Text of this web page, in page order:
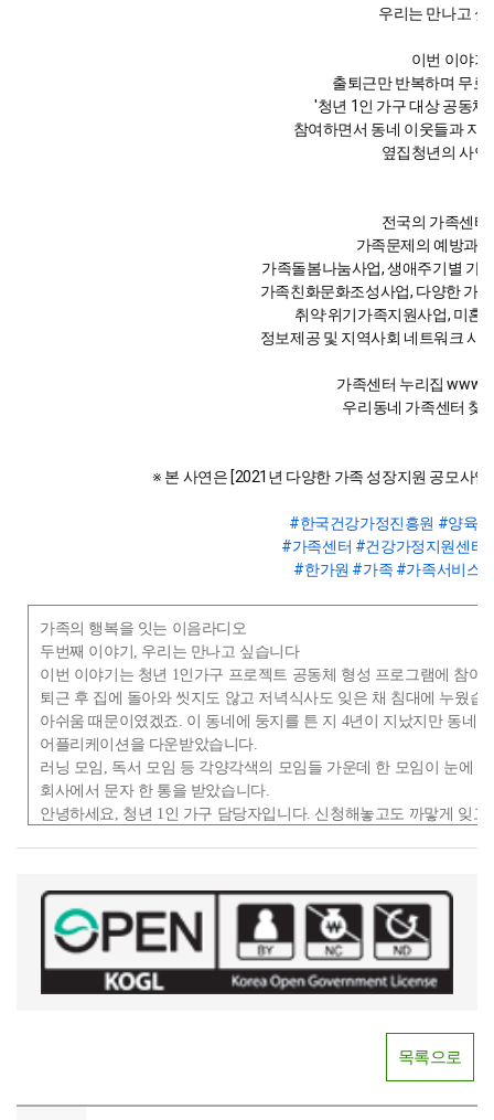
우리는 만나고 싶
이번 이야기
출퇴근만 반복하며 무료
'청년 1인 가구 대상 공동체
참여하면서 동네 이웃들과 지
옆집청년의 사연
전국의 가족센터
가족문제의 예방과
가족돌봄나눔사업, 생애주기별 가
가족친화문화조성사업, 다양한 가
취약·위기가족지원사업, 미혼
정보제공 및 지역사회 네트워크 사
가족센터 누리집
우리동네 가족센터 찾
※ 본 사연은 [2021년 다양한 가족 성장지원 공모사
#한국건강가정진흥원 #양육
#가족센터 #건강가정지원센터
#한가원 #가족 #가족서비스
가족의 행복을 잇는 이음라디오
두번째 이야기, 우리는 만나고 싶습니다
이번 이야기는 청년 1인가구 프로젝트 공동체 형성 프로그램에 참여
퇴근 후 집에 돌아와 씻지도 않고 저녁식사도 잊은 채 침대에 누웠
아쉬움 때문이였겠죠. 이 동네에 둥지를 튼 지 4년이 지났지만 동네
어플리케이션을 다운받았습니다.
러닝 모임, 독서 모임 등 각양각색의 모임들 가운데 한 모임이 눈에
회사에서 문자 한 통을 받았습니다.
안녕하세요, 청년 1인 가구 담당자입니다. 신청해놓고도 까맣게 잊
저를 비롯한 모든 참여자들의 시선은 강사님과 사회복지사 선생님
요리하고 식사하는 푸드쉐어 프로그램으로
진행됐습니다. 평상시에 요리를 즐겨하기 때문에 프로그램 시작 시
요리를 예쁜 그릇에 담아 사진을 찍는데
휴대폰 알림이 마구 울렸습니다. 다른 참여자들이 직접 만든 요리를
목록으로